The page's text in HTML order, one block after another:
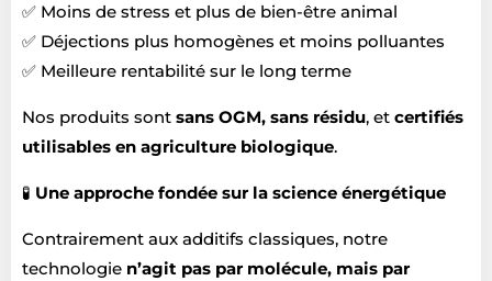
✅ Moins de stress et plus de bien-être animal
✅ Déjections plus homogènes et moins polluantes
✅ Meilleure rentabilité sur le long terme
Nos produits sont sans OGM, sans résidu, et certifiés
utilisables en agriculture biologique.
🧪 Une approche fondée sur la science énergétique
Contrairement aux additifs classiques, notre
technologie n’agit pas par molécule, mais par